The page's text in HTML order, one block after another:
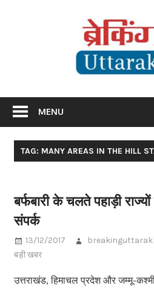
MENU
TAG: MANY AREAS IN THE HILL
बर्फबारी के चलते पहाड़ी
संपर्क
13/12/2017
बड़ी खबर
उत्तराखंड, हिमाचल प्रदेश और जम्मू-